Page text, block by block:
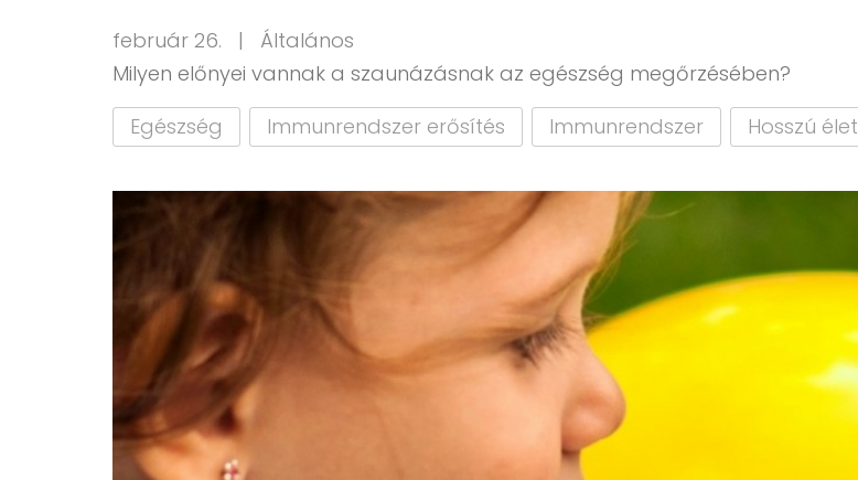
február 26. | Általános
Milyen előnyei vannak a szaunázásnak az egészség megőrzésében?
Egészség
Immunrendszer erősítés Immunrendszer Hosszú élet